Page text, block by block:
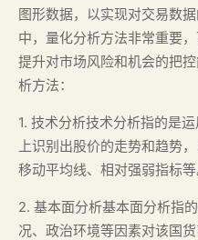
图形数据，以实现对交易数
中，量化分析方法非常重要
提升对市场风险和机会的把
析方法：
1. 技术分析技术分析指的是
上识别出股价的走势和趋势
移动平均线、相对强弱指标等
2. 基本面分析基本面分析指
况、政治环境等因素对该国